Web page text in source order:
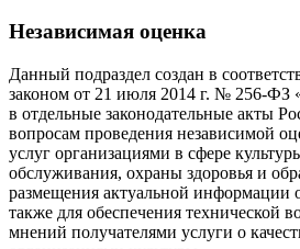
Независимая оценка
Данный подраздел создан в
законом от 21 июля 2014 г. № 256-ФЗ
в отдельные законодательные акты
вопросам проведения независимой
услуг организациями в сфере
обслуживания, охраны здоровья и
размещения актуальной информации
также для обеспечения технической
мнений получателями услуги о